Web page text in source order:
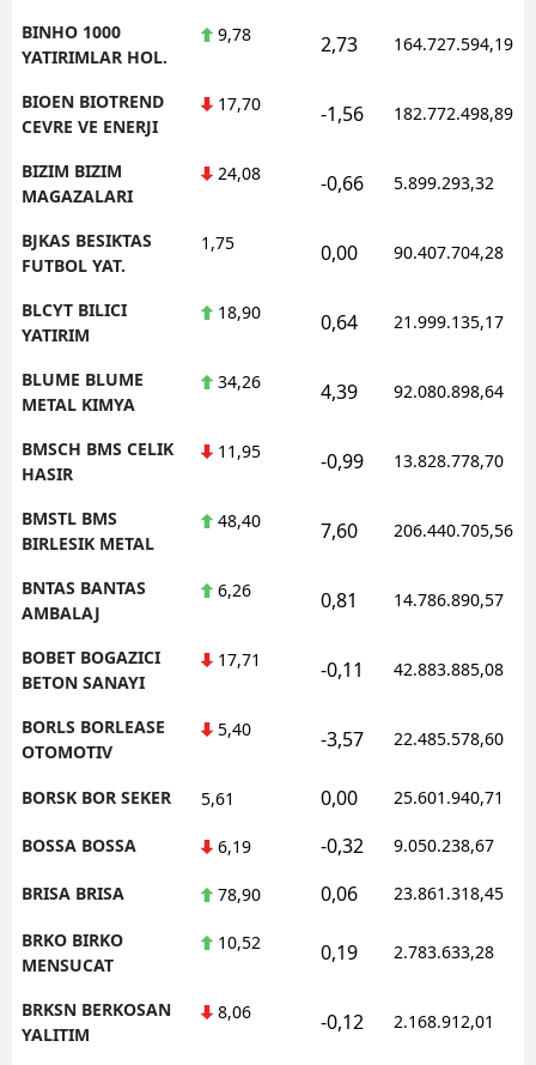
BINHO 1000
YATIRIMLAR HOL.
9,78 2,73 164.727.594,19
BIOEN BIOTREND
CEVRE VE ENERJI
17,70 -1,56 182.772.498,89
BIZIM BIZIM
MAGAZALARI
24,08 -0,66 5.899.293,32
BJKAS BESIKTAS
FUTBOL YAT.
1,75 0,00 90.407.704,28
BLCYT BILICI
YATIRIM
18,90 0,64 21.999.135,17
BLUME BLUME
METAL KIMYA
34,26 4,39 92.080.898,64
BMSCH BMS CELIK
HASIR
11,95 -0,99 13.828.778,70
BMSTL BMS
BIRLESIK METAL
48,40 7,60 206.440.705,56
BNTAS BANTAS
AMBALAJ
6,26 0,81 14.786.890,57
BOBET BOGAZICI
BETON SANAYI
17,71 -0,11 42.883.885,08
BORLS BORLEASE
OTOMOTIV
5,40 -3,57 22.485.578,60
BORSK BOR SEKER 5,61 0,00 25.601.940,71
BOSSA BOSSA 6,19 -0,32 9.050.238,67
BRISA BRISA 78,90 0,06 23.861.318,45
BRKO BIRKO
MENSUCAT
10,52 0,19 2.783.633,28
BRKSN BERKOSAN
YALITIM
8,06 -0,12 2.168.912,01